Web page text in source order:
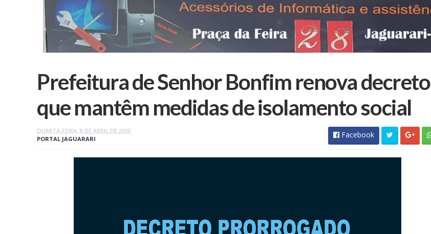
Prefeitura de Senhor Bonfim renova decreto
que mantêm medidas de isolamento social
QUARTA-FEIRA, 8 DE ABRIL DE 2020
PORTAL JAGUARARI
Facebook